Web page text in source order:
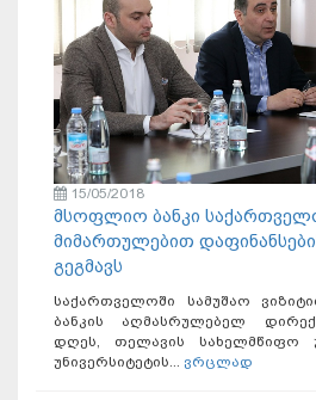
15/05/2018
მსოფლიო ბანკი
მიმართულებით
გეგმავს
საქართველოში სამუშაო
ბანკის აღმასრულებელ
დღეს, თელავის სახელმწიფო
უნივერსიტეტის... ვრცლად